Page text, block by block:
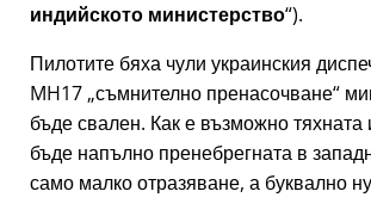
индийското министерство ).
Пилотите бяха чули украинския
MH17 съмнително пренасочване
бъде свален. Как е възможно тяхната
бъде напълно пренебрегната в
само малко отразяване, а буквално